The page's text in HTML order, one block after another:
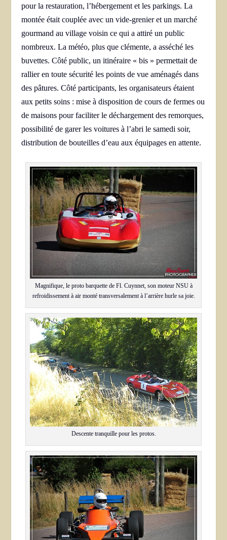
pour la restauration, l’hébergement et les parkings. La
montée était couplée avec un vide-grenier et un marché
gourmand au village voisin ce qui a attiré un public
nombreux. La météo, plus que clémente, a asséché les
buvettes. Côté public, un itinéraire « bis » permettait de
rallier en toute sécurité les points de vue aménagés dans
des pâtures. Côté participants, les organisateurs étaient
aux petits soins : mise à disposition de cours de fermes ou
de maisons pour faciliter le déchargement des remorques,
possibilité de garer les voitures à l’abri le samedi soir,
distribution de bouteilles d’eau aux équipages en attente.
Magnifique, le proto barquette de Fl. Cuynnet, son moteur NSU à
refroidissement à air monté transversalement à l’arrière hurle sa joie.
Descente tranquille pour les protos.